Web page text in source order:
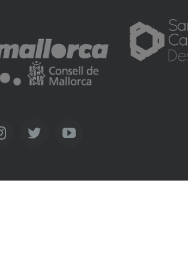
InstagramTwitterYouTube